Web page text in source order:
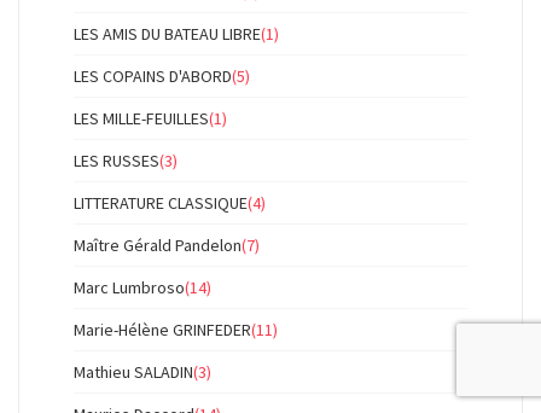
LES AMIS DU BATEAU LIBRE(1)
LES COPAINS D'ABORD(5)
LES MILLE-FEUILLES(1)
LES RUSSES(3)
LITTERATURE CLASSIQUE(4)
Maître Gérald Pandelon(7)
Marc Lumbroso(14)
Marie-Hélène GRINFEDER(11)
Mathieu SALADIN(3)